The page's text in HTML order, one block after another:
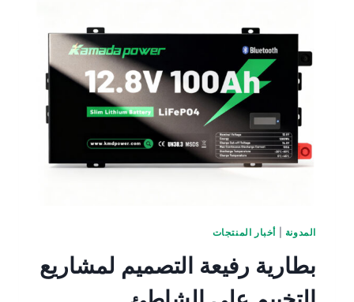
المدونة أخبار المنتجات
بطارية رفيعة التصميم لمشاريع